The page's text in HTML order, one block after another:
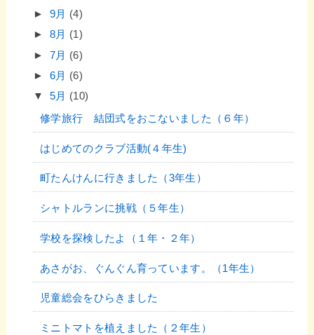
► 9月 (4)
► 8月 (1)
► 7月 (6)
► 6月 (6)
▼ 5月 (10)
修学旅行 結団式をおこないました（６年）
はじめてのクラブ活動(４年生)
町たんけんに行きました（3年生）
シャトルランに挑戦（５年生）
学校を探検したよ（１年・２年）
あさがお、ぐんぐん育っています。（1年生）
児童総会をひらきました
ミニトマトを植えました（２年生）